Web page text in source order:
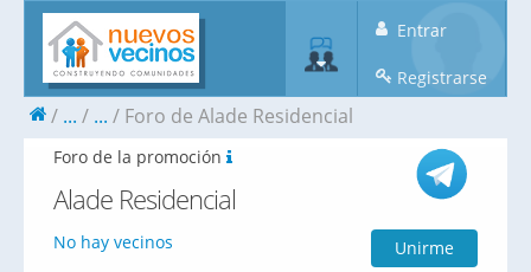
Entrar
Registrarse
... ... Foro de Alade Residencial
Foro de la promoción
Alade Residencial
No hay vecinos Unirme